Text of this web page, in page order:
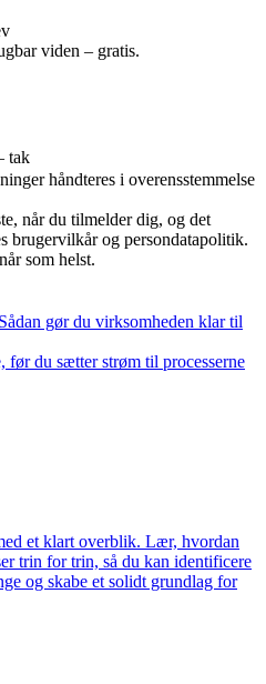
viden – gratis.
tak
håndteres i overensstemmelse
når du tilmelder dig, og det
brugervilkår og persondatapolitik.
som helst.
gør du virksomheden klar til
før du sætter strøm til processerne
et klart overblik. Lær, hvordan
trin for trin, så du kan identificere
og skabe et solidt grundlag for